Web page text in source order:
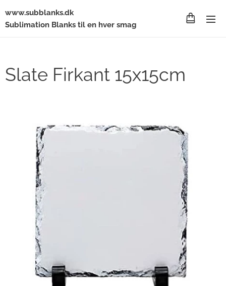
www.subblanks.dk
Sublimation Blanks til en hver smag
Slate Firkant 15x15cm